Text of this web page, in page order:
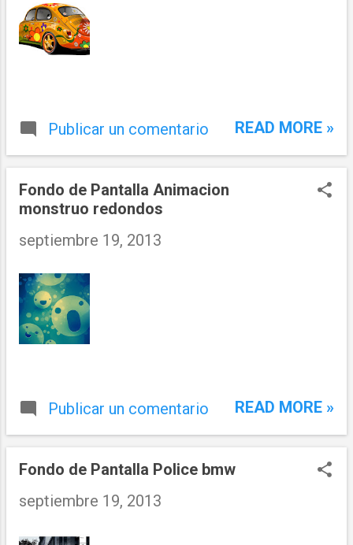
Publicar un comentario READ MORE »
Fondo de Pantalla Animacion
monstruo redondos
septiembre 19, 2013
Publicar un comentario READ MORE »
Fondo de Pantalla Police bmw
septiembre 19, 2013